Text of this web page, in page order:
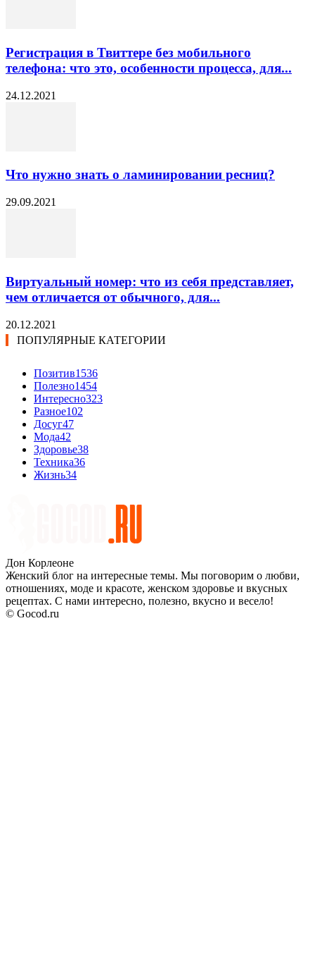
Регистрация в Твиттере без мобильного
телефона: что это, особенности процесса, для...
24.12.2021
Что нужно знать о ламинировании ресниц?
29.09.2021
Виртуальный номер: что из себя представляет,
чем отличается от обычного, для...
20.12.2021
ПОПУЛЯРНЫЕ КАТЕГОРИИ
Позитив1536
Полезно1454
Интересно323
Разное102
Досуг47
Мода42
Здоровье38
Техника36
Жизнь34
Дон Корлеоне
Женский блог на интересные темы. Мы поговорим о любви,
отношениях, моде и красоте, женском здоровье и вкусных
рецептах. С нами интересно, полезно, вкусно и весело!
© Gocod.ru